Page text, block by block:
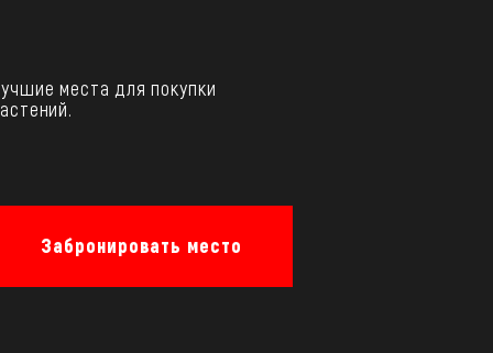
места для покупки
Забронировать место